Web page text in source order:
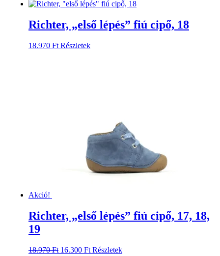
termékoldalon
választhatók
ki
a
több
variációja
A
Richter, „első lépés” fiú cipő, 18
18.970 Ft RészletekEnnek
termékoldalon
választhatók
ki
Akció!
Richter, „első lépés” fiú cipő, 17, 18,
19
18.970Ft Original
16.300 FtCurrent
RészletekEnnek